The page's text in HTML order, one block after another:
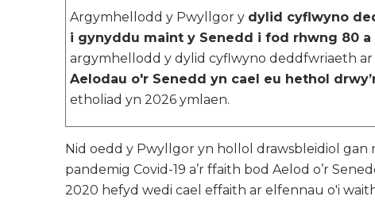
Argymhellodd y Pwyllgor y dylid cyflwyno
i gynyddu maint y Senedd i fod rhwng 80 a
argymhellodd y dylid cyflwyno deddfwriaeth
Aelodau o'r Senedd yn cael eu hethol
etholiad yn 2026 ymlaen.
Nid oedd y Pwyllgor yn hollol drawsbleidiol gan
pandemig Covid-19 a’r ffaith bod Aelod o’r
2020 hefyd wedi cael effaith ar elfennau o'i